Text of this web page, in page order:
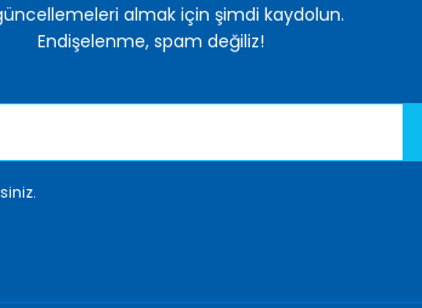
almak için şimdi kaydolun.
Endişelenme, spam değiliz!